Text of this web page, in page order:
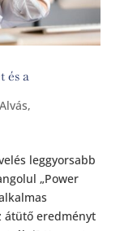
és a
Alvás,
leggyorsabb
„Power
átütő eredményt